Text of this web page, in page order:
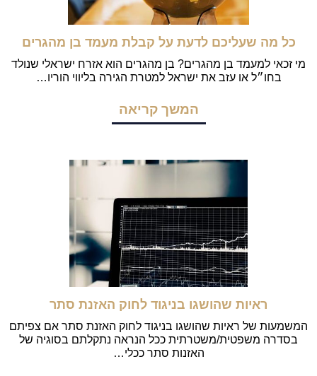
כל מה שעליכם לדעת על קבלת מעמד בן מהגרים
מי זכאי למעמד בן מהגרים? בן מהגרים הוא אזרח ישראלי שנולד
בחו״ל או עזב את ישראל למטרת הגירה בליווי הוריו…
המשך קריאה
ראיות שהושגו בניגוד לחוק האזנת סתר
המשמעות של ראיות שהושגו בניגוד לחוק האזנת סתר אם צפיתם
בסדרה משפטית/משטרתית ככל הנראה נתקלתם בסוגיה של
האזנות סתר ככלי…